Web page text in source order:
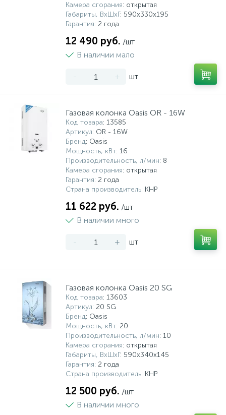
Камера сгорания: открытая
Габариты, ВхШхГ: 590х330х195
Гарантия: 2 года
12 490 руб. /шт
В наличии мало
- + шт
Газовая колонка Oasis OR - 16W
Код товара: 13585
Артикул: OR - 16W
Бренд: Oasis
Мощность, кВт: 16
Производительность, л/мин: 8
Камера сгорания: открытая
Гарантия: 2 года
Страна производитель: КНР
11 622 руб. /шт
В наличии много
- + шт
Газовая колонка Oasis 20 SG
Код товара: 13603
Артикул: 20 SG
Бренд: Oasis
Мощность, кВт: 20
Производительность, л/мин: 10
Камера сгорания: открытая
Габариты, ВхШхГ: 590x340x145
Гарантия: 2 года
Страна производитель: КНР
12 500 руб. /шт
В наличии много